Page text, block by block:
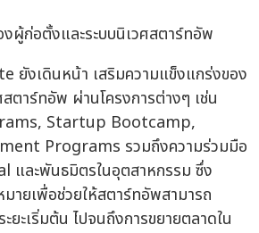
ผู้ก่อตั้งและระบบนิเวศสตาร์ทอัพ
ยังเดินหน้า เสริมความแข็งแกร่งของ
ตาร์ทอัพ ผ่านโครงการต่างๆ เช่น
Startup Bootcamp,
Programs รวมถึงความร่วมมือ
และพันธมิตรในอุตสาหกรรม ซึ่ง
มายเพื่อช่วยให้สตาร์ทอัพสามารถ
ะเริ่มต้น ไปจนถึงการขยายตลาดใน